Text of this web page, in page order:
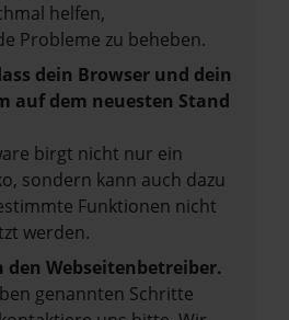
helfen,
Probleme zu beheben.
dein Browser und dein
auf dem neuesten Stand
birgt nicht nur ein
sondern kann auch dazu
Funktionen nicht
werden.
den Webseitenbetreiber.
genannten Schritte